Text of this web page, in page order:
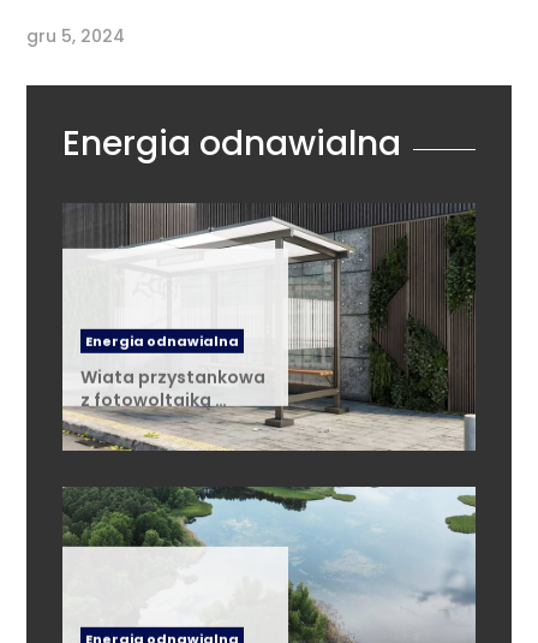
gru 5, 2024
Energia odnawialna
Energia odnawialna
Wiata przystankowa
z fotowoltaiką …
Energia odnawialna